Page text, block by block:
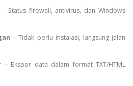
– Status firewall, antivirus, dan Windows
– Tidak perlu instalasi, langsung jalan
– Ekspor data dalam format TXT/HTML